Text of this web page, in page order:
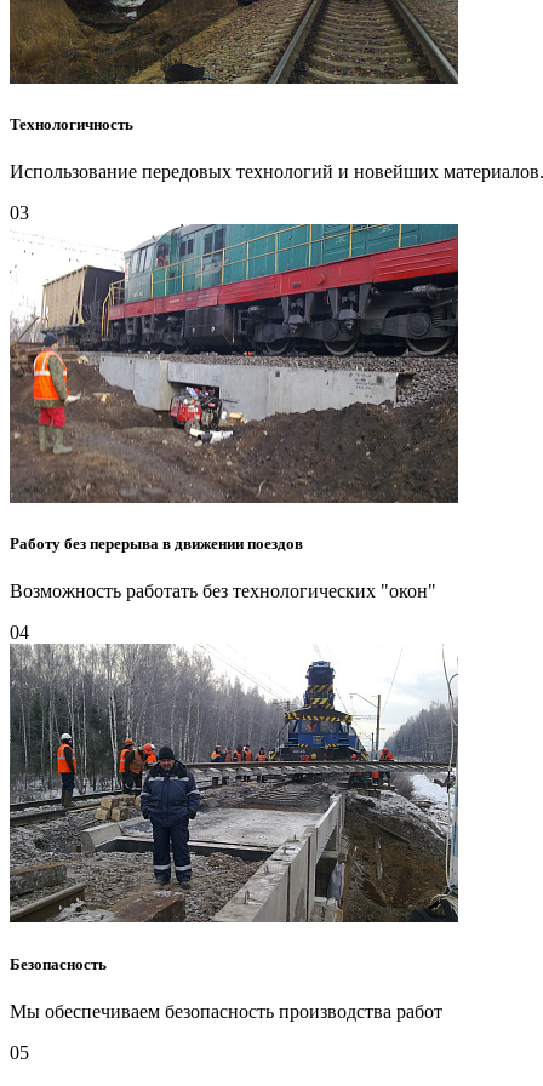
Технологичность
Использование передовых технологий и новейших материалов.
03
Работу без перерыва в движении поездов
Возможность работать без технологических "окон"
04
Безопасность
Мы обеспечиваем безопасность производства работ
05